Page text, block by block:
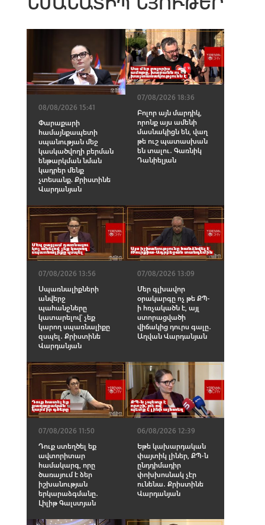
08/08/2026 15:41
Փարաքարի
համայնքապետի
սպանության մեջ
կասկածվողի բերման
ենթարկման նման
կադրեր մենք
չտեսանք. Քրիստինե
Վարդանյան
07/08/2026 18:36
Բոլոր այն մարդիկ,
որոնք այս ամենի
մասնակիցն են, վաղ
թե ուշ պատասխան
են տալու․ Գառնիկ
Դանիելյան
07/08/2026 13:56
Սպառնալիքների
անվերջ
պահանջները
կատարելով՝ չեք
կարող սպառնալիքը
զսպել․ Քրիստինե
Վարդանյան
07/08/2026 13:09
Մեր գլխավոր
օրակարգը ոչ թե ՔՊ-
ի հռչակածն է, այլ
ստորացվածի
վիճակից դուրս գալը․
Աղվան Վարդանյան
07/08/2026 11:50
Դուք ստեղծել եք
ավտորիտար
համակարգ, որը
ծառայում է ձեր
իշխանության
երկարաձգմանը․
Լիլիթ Գալստյան
06/08/2026 12:39
Եթե կախարդական
փայտիկ լիներ, ՔՊ-ն
ընդդիմադիր
փոխխոսնակ չէր
ունենա․ Քրիստինե
Վարդանյան